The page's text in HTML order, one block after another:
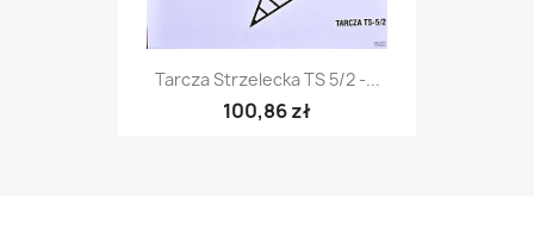
Tarcza Strzelecka TS 5/2 -...
100,86 zł